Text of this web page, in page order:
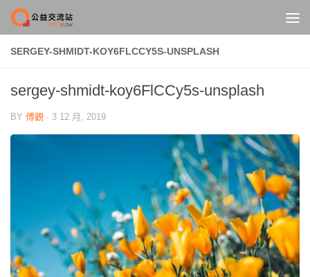
Skip to content
SERGEY-SHMIDT-KOY6FLCCY5S-UNSPLASH
sergey-shmidt-koy6FlCCy5s-unsplash
BY 傅觀 · 3 12 月, 2019